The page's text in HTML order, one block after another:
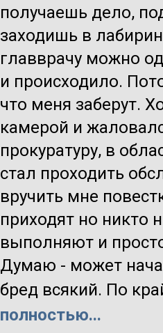
получаешь дело,
заходишь в
главврачу можно
и происходило.
что меня заберут.
камерой и
прокуратуру, в
стал проходить
вручить мне
приходят но никто
выполняют и
Думаю - может
бред всякий. По
полностью...